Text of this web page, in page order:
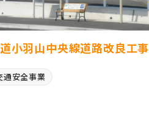
小羽山中央線道路改良工事
通安全事業